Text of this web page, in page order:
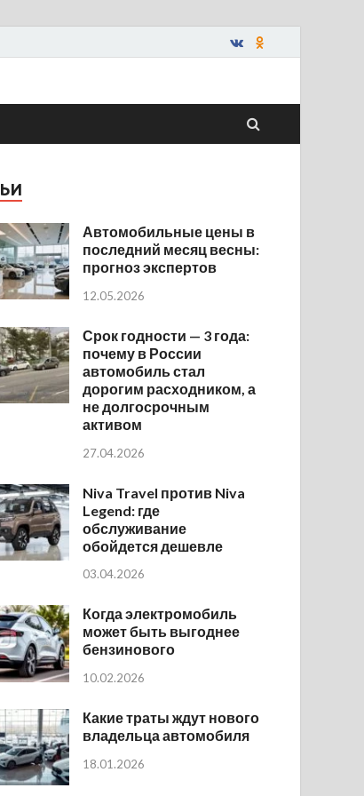
Автомобильные цены в
последний месяц весны:
прогноз экспертов
12.05.2026
Срок годности — 3 года:
почему в России
автомобиль стал
дорогим расходником, а
не долгосрочным
активом
27.04.2026
Niva Travel против Niva
Legend: где
обслуживание
обойдется дешевле
03.04.2026
Когда электромобиль
может быть выгоднее
бензинового
10.02.2026
Какие траты ждут нового
владельца автомобиля
18.01.2026